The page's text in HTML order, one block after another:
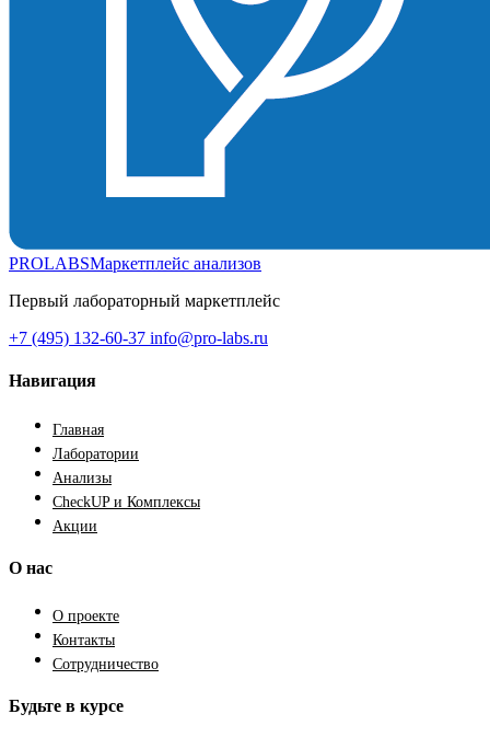
PROLABSМаркетплейс анализов
Первый лабораторный маркетплейс
+7 (495) 132-60-37 info@pro-labs.ru
Навигация
Главная
Лаборатории
Анализы
CheckUP и Комплексы
Акции
О нас
О проекте
Контакты
Сотрудничество
Будьте в курсе